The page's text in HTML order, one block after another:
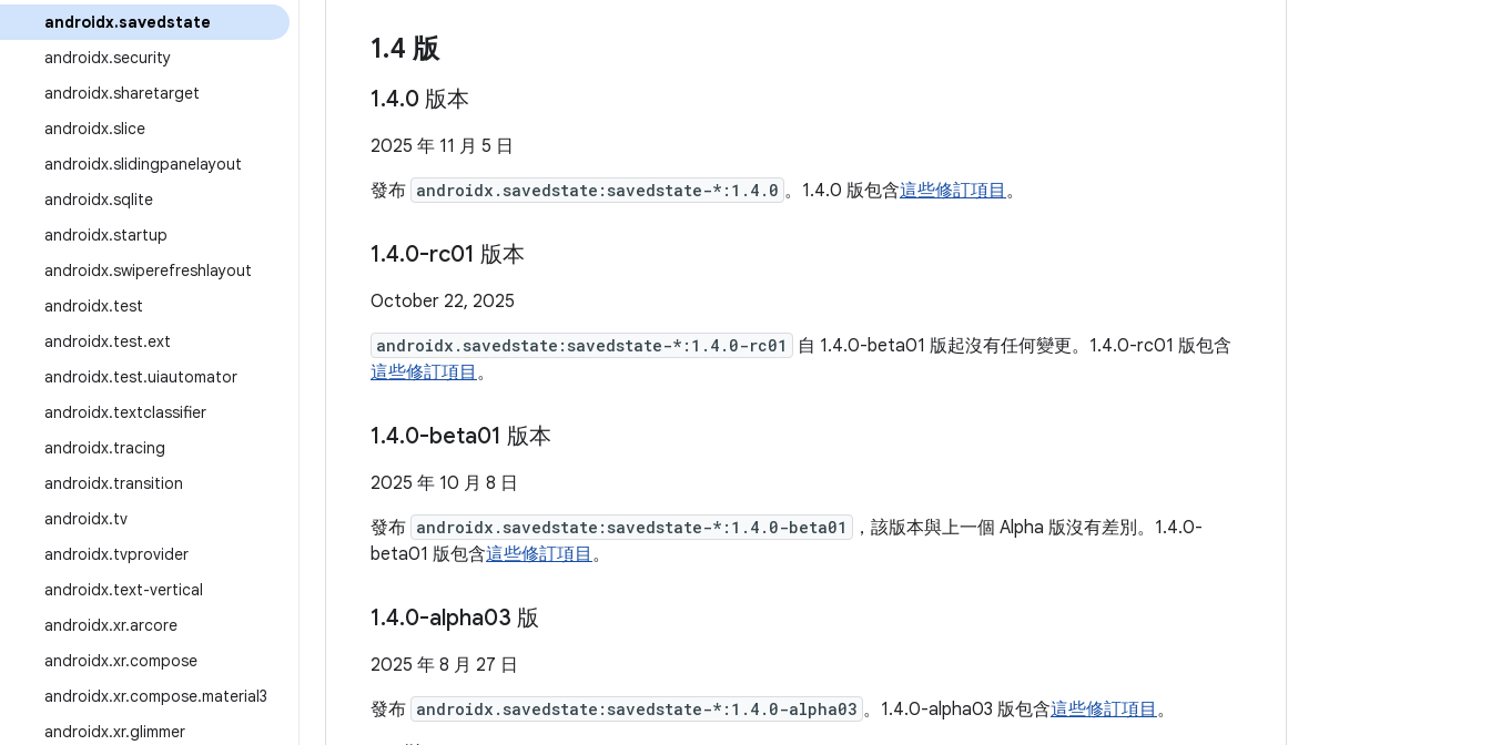
androidx.savedstate
androidx.security
androidx.sharetarget
androidx.slice
androidx.slidingpanelayout
androidx.sqlite
androidx.startup
androidx.swiperefreshlayout
androidx.test
androidx.test.ext
androidx.test.uiautomator
androidx.textclassifier
androidx.tracing
androidx.transition
androidx.tv
androidx.tvprovider
androidx.text-vertical
androidx.xr.arcore
androidx.xr.compose
androidx.xr.compose.material3
androidx.xr.glimmer
1.4 版
1.4.0 版本
2025 年 11 月 5 日
發布 androidx.savedstate:savedstate-*:1.4.0 。1.4.0 版包含這些修訂項目 。
1.4.0-rc01 版本
October 22, 2025
androidx.savedstate:savedstate-*:1.4.0-rc01
自 1.4.0-beta01 版起沒有任何變更。1.4.0-rc01 版包含
這些修訂項目 。
1.4.0-beta01 版本
2025 年 10 月 8 日
發布 androidx.savedstate:savedstate-*:1.4.0-beta01
，該版本與上一個 Alpha 版沒有差別。1.4.0-
beta01 版包含這些修訂項目 。
1.4.0-alpha03 版
2025 年 8 月 27 日
發布 androidx.savedstate:savedstate-*:1.4.0-alpha03 。1.4.0-alpha03 版包含這些修訂項目 。